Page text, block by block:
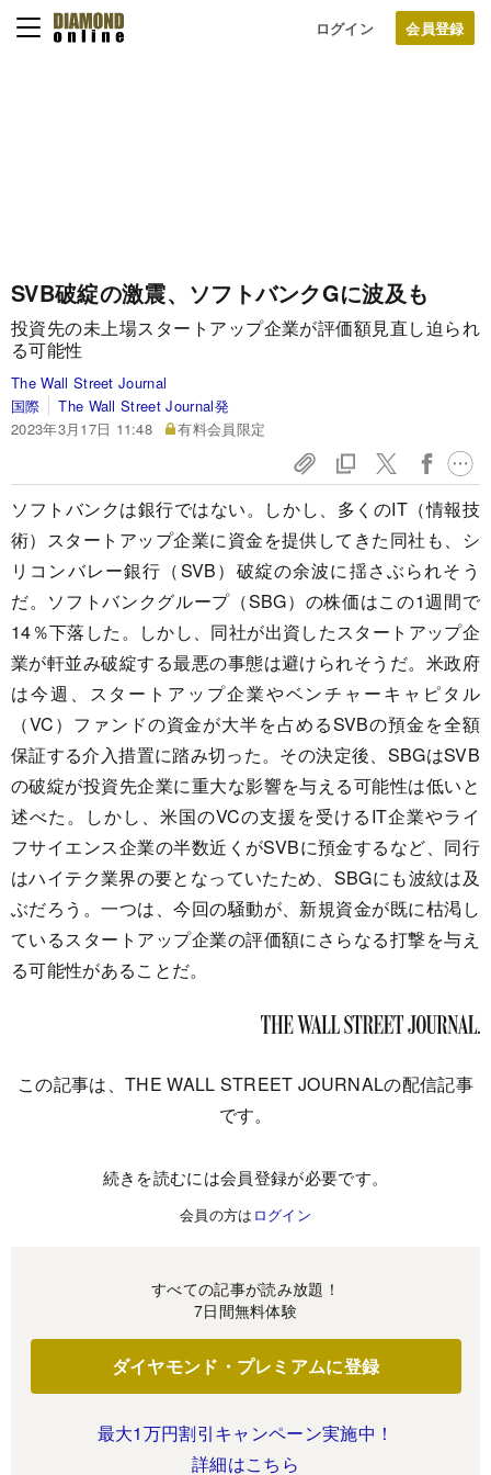
ログイン
SVB破綻の激震、ソフトバンクGに波及も
投資先の未上場スタートアップ企業が評価額見直し迫られ
る可能性
The Wall Street Journal
国際
The Wall Street Journal発
2023年3月17日 11:48
有料会員限定
ソフトバンクは銀行ではない。しかし、多くのIT（情報技
術）スタートアップ企業に資金を提供してきた同社も、シ
リコンバレー銀行（SVB）破綻の余波に揺さぶられそう
だ。ソフトバンクグループ（SBG）の株価はこの1週間で
14％下落した。しかし、同社が出資したスタートアップ企
業が軒並み破綻する最悪の事態は避けられそうだ。米政府
は今週、スタートアップ企業やベンチャーキャピタル
（VC）ファンドの資金が大半を占めるSVBの預金を全額
保証する介入措置に踏み切った。その決定後、SBGはSVB
の破綻が投資先企業に重大な影響を与える可能性は低いと
述べた。しかし、米国のVCの支援を受けるIT企業やライ
フサイエンス企業の半数近くがSVBに預金するなど、同行
はハイテク業界の要となっていたため、SBGにも波紋は及
ぶだろう。一つは、今回の騒動が、新規資金が既に枯渇し
ているスタートアップ企業の評価額にさらなる打撃を与え
る可能性があることだ。
この記事は、THE WALL STREET JOURNALの配信記事
です。
続きを読むには会員登録が必要です。
会員の方は ログイン
すべての記事が読み放題！
7日間無料体験
ダイヤモンド・プレミアムに登録
最大1万円割引キャンペーン実施中！
詳細はこちら